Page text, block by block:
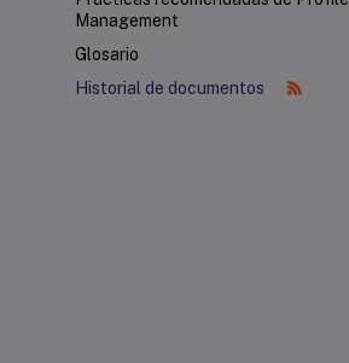
Management
Glosario
Historial de documentos